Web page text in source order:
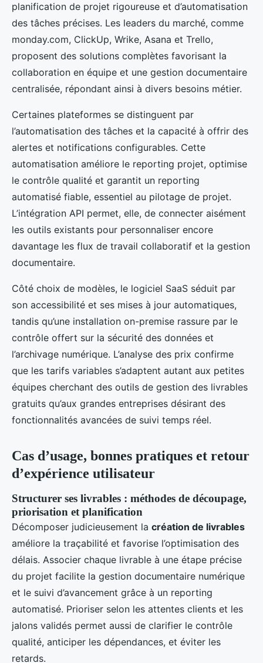
planification de projet rigoureuse et d’automatisation
des tâches précises. Les leaders du marché, comme
monday.com, ClickUp, Wrike, Asana et Trello,
proposent des solutions complètes favorisant la
collaboration en équipe et une gestion documentaire
centralisée, répondant ainsi à divers besoins métier.
Certaines plateformes se distinguent par
l’automatisation des tâches et la capacité à offrir des
alertes et notifications configurables. Cette
automatisation améliore le reporting projet, optimise
le contrôle qualité et garantit un reporting
automatisé fiable, essentiel au pilotage de projet.
L’intégration API permet, elle, de connecter aisément
les outils existants pour personnaliser encore
davantage les flux de travail collaboratif et la gestion
documentaire.
Côté choix de modèles, le logiciel SaaS séduit par
son accessibilité et ses mises à jour automatiques,
tandis qu’une installation on-premise rassure par le
contrôle offert sur la sécurité des données et
l’archivage numérique. L’analyse des prix confirme
que les tarifs variables s’adaptent autant aux petites
équipes cherchant des outils de gestion des livrables
gratuits qu’aux grandes entreprises désirant des
fonctionnalités avancées de suivi temps réel.
Cas d’usage, bonnes pratiques et retour
d’expérience utilisateur
Structurer ses livrables : méthodes de découpage,
priorisation et planification
Décomposer judicieusement la création de livrables
améliore la traçabilité et favorise l’optimisation des
délais. Associer chaque livrable à une étape précise
du projet facilite la gestion documentaire numérique
et le suivi d’avancement grâce à un reporting
automatisé. Prioriser selon les attentes clients et les
jalons validés permet aussi de clarifier le contrôle
qualité, anticiper les dépendances, et éviter les
retards.